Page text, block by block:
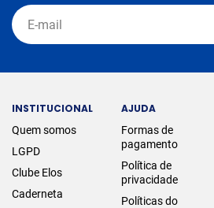
INSTITUCIONAL
Quem somos
LGPD
Clube Elos
Caderneta
AJUDA
Formas de
pagamento
Política de
privacidade
Políticas do